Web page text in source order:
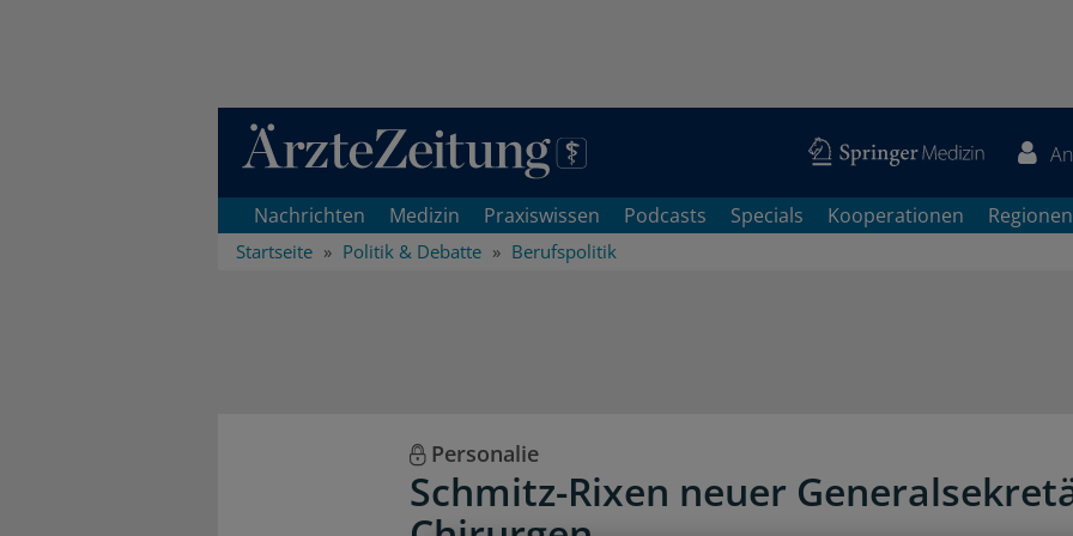
Direkt zum Inhaltsbereich
Nachrichten Medizin Praxiswissen Podcasts Specials Kooperationen Regionen
Startseite Politik & Debatte Berufspolitik
Personalie
Schmitz-Rixen neuer